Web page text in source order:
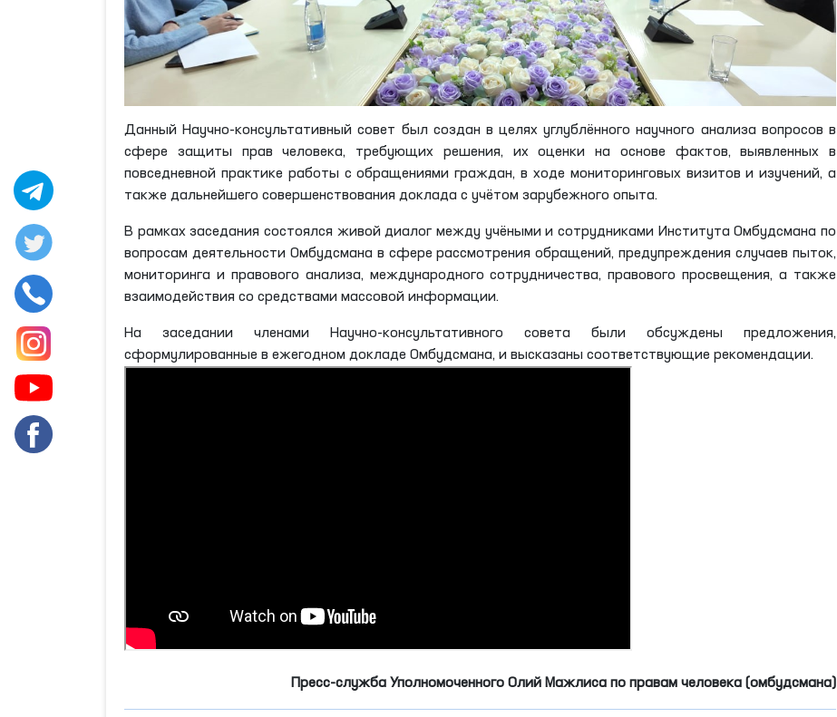
Данный Научно-консультативный совет был создан в целях углублённого научного анализа вопросов в
сфере защиты прав человека, требующих решения, их оценки на основе фактов, выявленных в
повседневной практике работы с обращениями граждан, в ходе мониторинговых визитов и изучений, а
также дальнейшего совершенствования доклада с учётом зарубежного опыта.
В рамках заседания состоялся живой диалог между учёными и сотрудниками Института Омбудсмана по
вопросам деятельности Омбудсмана в сфере рассмотрения обращений, предупреждения случаев пыток,
мониторинга и правового анализа, международного сотрудничества, правового просвещения, а также
взаимодействия со средствами массовой информации.
На заседании членами Научно-консультативного совета были обсуждены предложения,
сформулированные в ежегодном докладе Омбудсмана, и высказаны соответствующие рекомендации.
Пресс-служба Уполномоченного Олий Мажлиса по правам человека (омбудсмана)